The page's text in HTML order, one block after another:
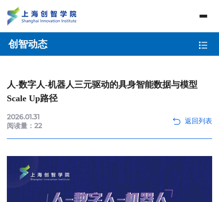
创智动态
人-数字人-机器人三元驱动的具身智能数据与模型
Scale Up路径
2026.01.31
阅读量： 22